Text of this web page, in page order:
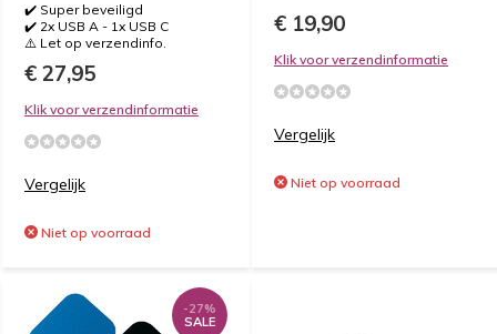
✔️ Super beveiligd
✔️ 2x USB A - 1x USB C
⚠️ Let op verzendinfo.
€ 27,95
Klik voor verzendinformatie
Vergelijk
Niet op voorraad
€ 19,90
Klik voor verzendinformatie
Vergelijk
Niet op voorraad
-27%
SALE